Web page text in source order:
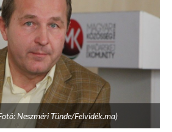
Neszméri Tünde/Felvidék.ma)